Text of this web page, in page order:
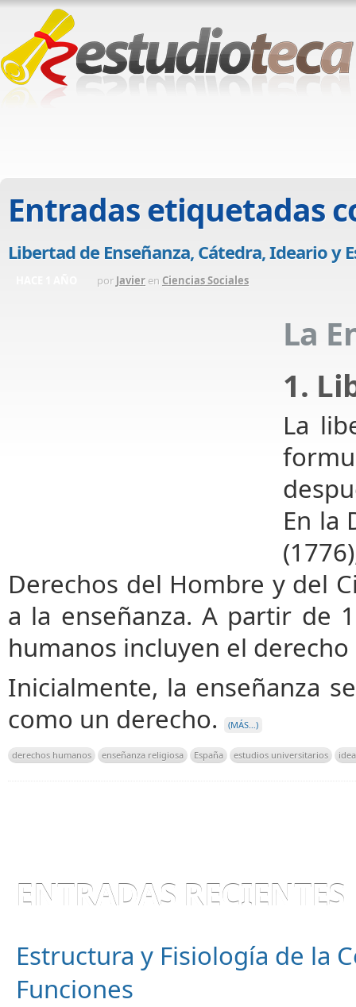
Entradas etiquetadas
Libertad de Enseñanza, Cátedra, Ideario y
por Javier en Ciencias Sociales
La
1.
La
En la
Derechos del Hombre y del
a la enseñanza. A partir de
humanos incluyen el
Inicialmente, la enseñanza
como un derecho.
(MÁS…)
derechos humanos enseñanza religiosa España estudios universitarios
ENTRADAS RECIENTES
Estructura y Fisiología de la
Funciones